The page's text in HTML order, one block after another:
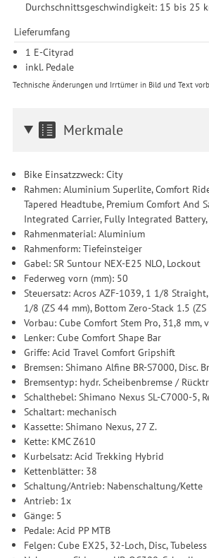
Durchschnittsgeschwindigkeit: 15 bis 25
Lieferumfang
1 E-Cityrad
inkl. Pedale
Technische Änderungen und Irrtümer in Bild und Text
Merkmale
Bike Einsatzzweck: City
Rahmen: Aluminium Superlite, Comfort
Tapered Headtube, Premium Comfort And
Integrated Carrier, Fully Integrated
Rahmenmaterial: Aluminium
Rahmenform: Tiefeinsteiger
Gabel: SR Suntour NEX-E25 NLO, Lockout
Federweg vorn (mm): 50
Steuersatz: Acros AZF-1039, 1 1/8
1/8 (ZS 44 mm), Bottom Zero-Stack 1.5
Vorbau: Cube Comfort Stem Pro, 31,8 mm,
Lenker: Cube Comfort Shape Bar
Griffe: Acid Travel Comfort Gripshift
Bremsen: Shimano Alfine BR-S7000, Disc.
Bremsentyp: hydr. Scheibenbremse /
Schalthebel: Shimano Nexus SL-C7000-5,
Schaltart: mechanisch
Kassette: Shimano Nexus, 27 Z.
Kette: KMC Z610
Kurbelsatz: Acid Trekking Hybrid
Kettenblätter: 38
Schaltung/Antrieb: Nabenschaltung/Kette
Antrieb: 1x
Gänge: 5
Pedale: Acid PP MTB
Felgen: Cube EX25, 32-Loch, Disc, Tubeless